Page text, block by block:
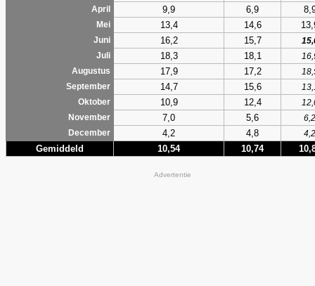
April 9,9 6,9
Mei 13,4 14,6
Juni 16,2 15,7
Juli
18,3 18,1
Augustus
17,9 17,2
September
14,7 15,6
Oktober
10,9 12,4
November
7,0 5,6
6,2
December
4,2 4,8 4,2
Gemiddeld 10,54 10,74
Advertentie